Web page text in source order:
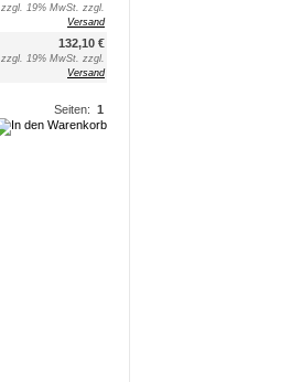
zzgl. 19% MwSt. zzgl.
Versand
132,10 €
zzgl. 19% MwSt. zzgl.
Versand
Seiten: 1